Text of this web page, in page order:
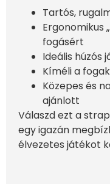
Tartós,
Ergonomikus
fogásért
Ideális húzós
Kíméli a
Közepes és
ajánlott
Válaszd ezt a
egy igazán
élvezetes játékot